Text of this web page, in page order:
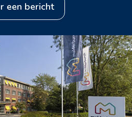
een bericht